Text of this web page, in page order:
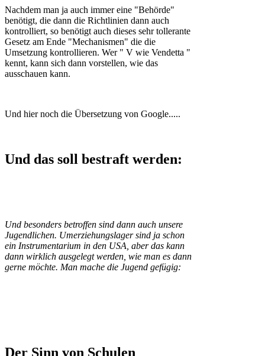
Nachdem man ja auch immer eine "Behörde"
benötigt, die dann die Richtlinien dann auch
kontrolliert, so benötigt auch dieses sehr tollerante
Gesetz am Ende "Mechanismen" die die
Umsetzung kontrollieren. Wer " V wie Vendetta "
kennt, kann sich dann vorstellen, wie das
ausschauen kann.
Und hier noch die Übersetzung von Google.....
Und das soll bestraft werden:
Und besonders betroffen sind dann auch unsere
Jugendlichen. Umerziehungslager sind ja schon
ein Instrumentarium in den USA, aber das kann
dann wirklich ausgelegt werden, wie man es dann
gerne möchte. Man mache die Jugend gefügig:
Der Sinn von Schulen